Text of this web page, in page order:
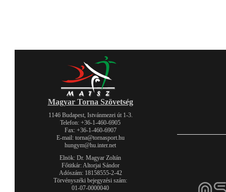
Magyar Torna Szövetség
1146 Budapest, Istvánmezei út 1-3.
Telefon: +36-1-460-6905
Fax: +36-1-460-6907
E-mail: torna@tornasport.hu
hungym@hu.inter.net
Elnök: Dr. Magyar Zoltán
Főtitkár: Altorjai Sándor
Adószám: 18158555-2-42
Törvényszéki bejegyzési szám:
01-07-0000040